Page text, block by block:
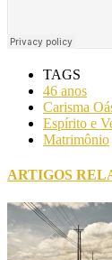
TAGS
46 anos
Carisma
Espírito e
Matrimônio
ARTIGOS